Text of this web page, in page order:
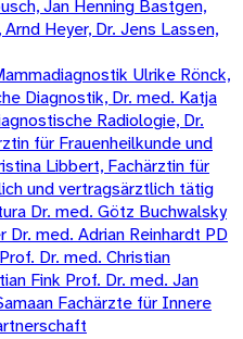
Jan Henning Bastgen,
Heyer, Dr. Jens Lassen,
Ulrike Rönck,
Diagnostik, Dr. med. Katja
Radiologie, Dr.
für Frauenheilkunde und
Libbert, Fachärztin für
und vertragsärztlich tätig
Dr. med. Götz Buchwalsky
Dr. med. Adrian Reinhardt PD
Dr. med. Christian
Fink Prof. Dr. med. Jan
Fachärzte für Innere